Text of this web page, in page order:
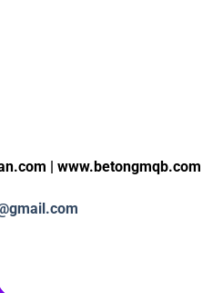
| www.betongmqb.com